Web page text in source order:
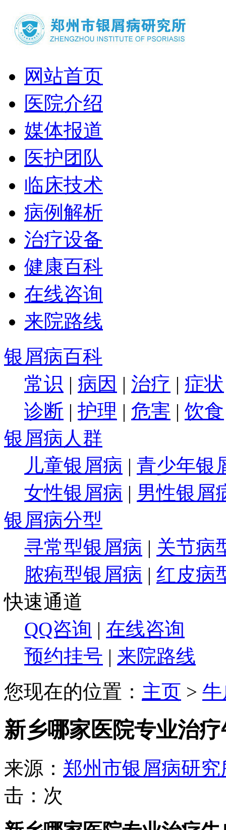
网站首页
医院介绍
媒体报道
医护团队
临床技术
病例解析
治疗设备
健康百科
在线咨询
来院路线
银屑病百科
常识 | 病因 | 治疗 | 症状
诊断 | 护理 | 危害 | 饮食
银屑病人群
儿童银屑病 | 青少年银
女性银屑病 | 男性银屑
银屑病分型
寻常型银屑病 | 关节病
脓疱型银屑病 | 红皮病
快速通道
QQ咨询 | 在线咨询
预约挂号 | 来院路线
您现在的位置： 主页 >
新乡哪家医院专业治
来源： 郑州市银屑病研
击： 次